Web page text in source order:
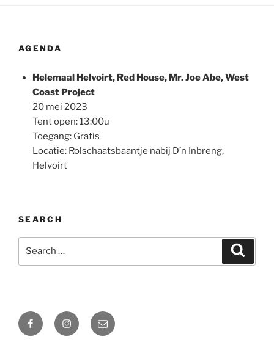
AGENDA
Helemaal Helvoirt, Red House, Mr. Joe Abe, West
Coast Project
20 mei 2023
Tent open: 13:00u
Toegang: Gratis
Locatie: Rolschaatsbaantje nabij D’n Inbreng,
Helvoirt
SEARCH
FacebookInstagramEmail